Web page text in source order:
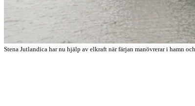
Stena Jutlandica har nu hjälp av elkraft när färjan manövrerar i hamn